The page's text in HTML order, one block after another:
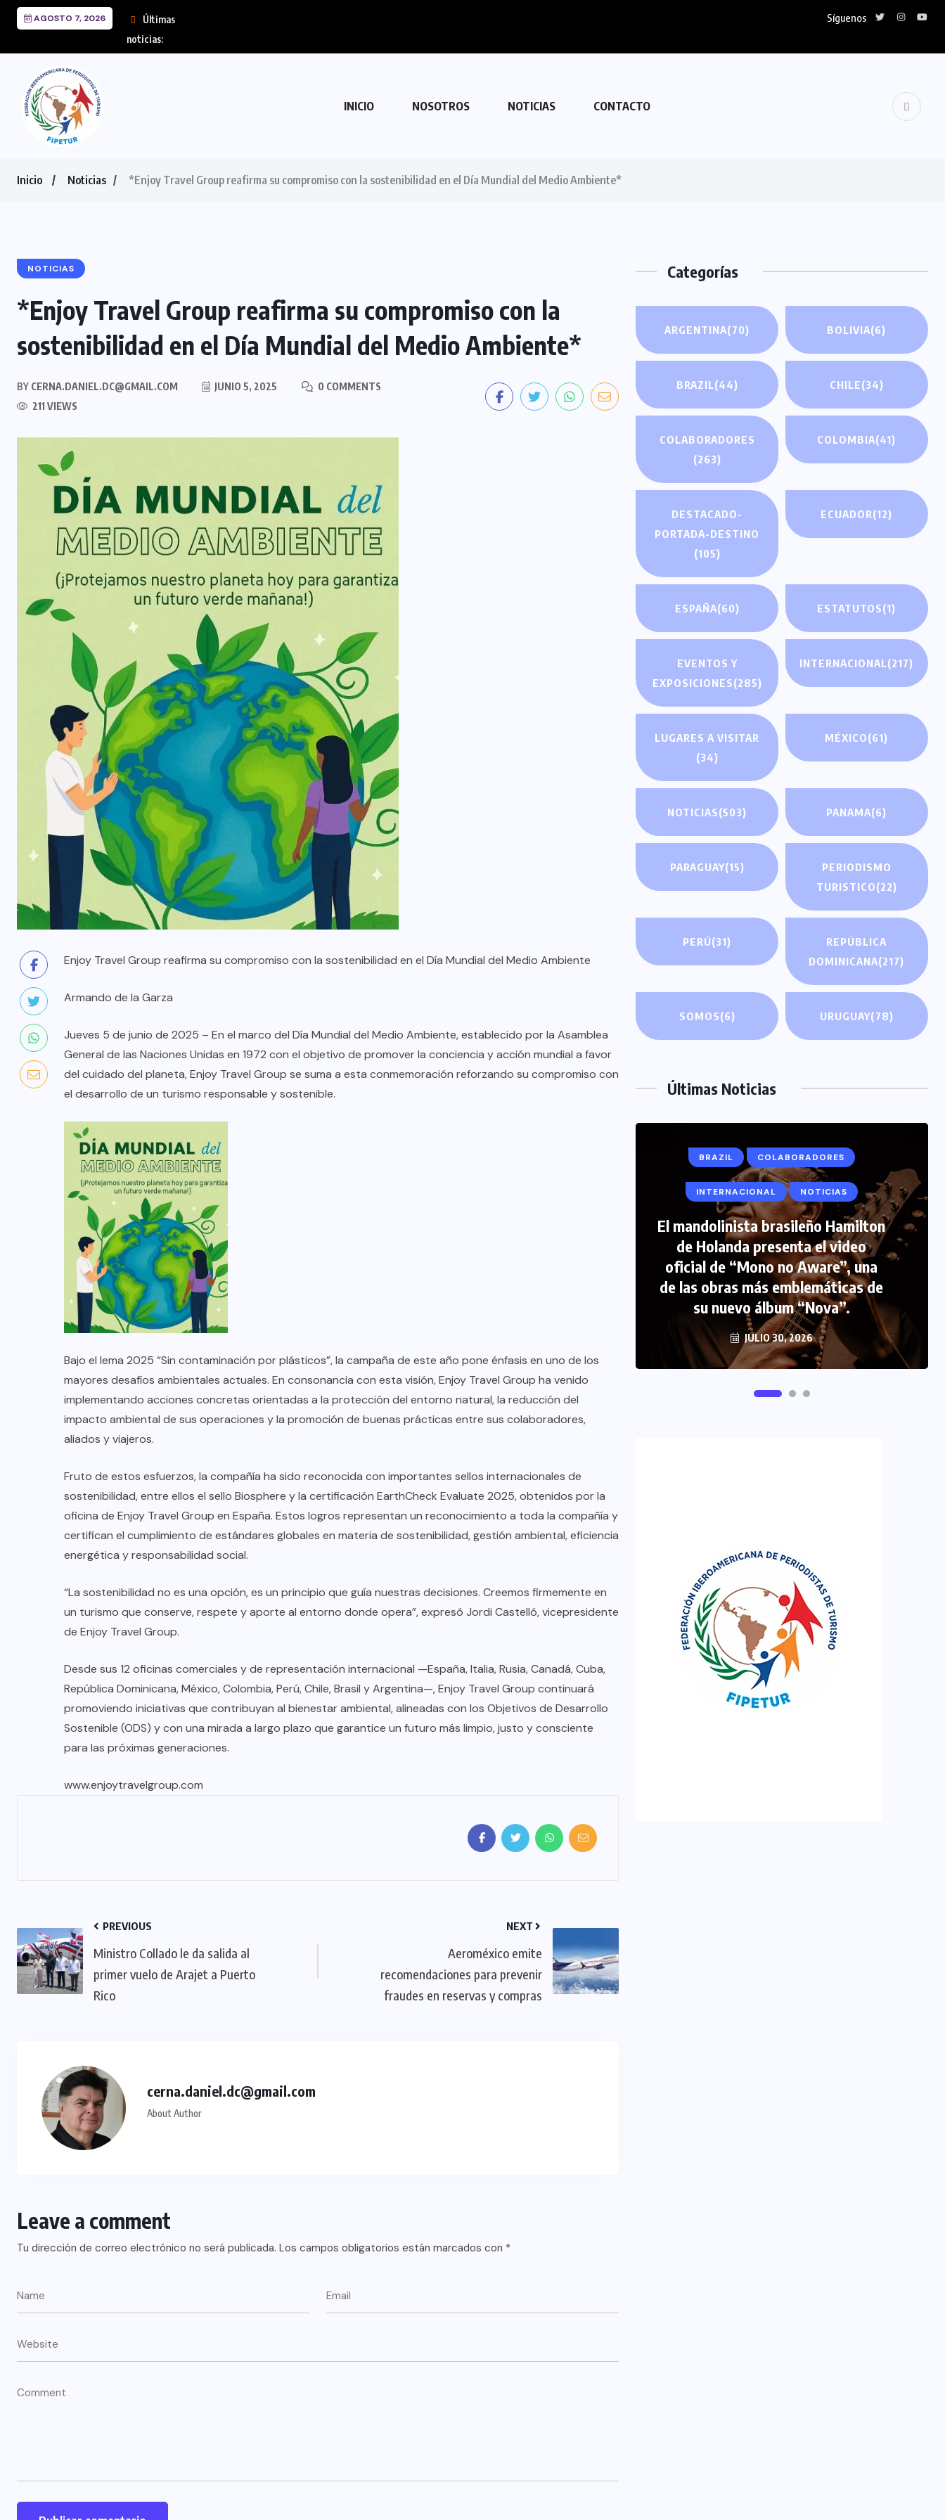
AGOSTO 7, 2026
Últimas
noticias:
Síguenos
INICIO NOSOTROS NOTICIAS CONTACTO
Inicio Noticias *Enjoy Travel Group reafirma su compromiso con la sostenibilidad en el Día Mundial del Medio Ambiente*
NOTICIAS
*Enjoy Travel Group reafirma su compromiso con la
sostenibilidad en el Día Mundial del Medio Ambiente*
BY CERNA.DANIEL.DC@GMAIL.COM JUNIO 5, 2025
0 COMMENTS
211 VIEWS
Enjoy Travel Group reafirma su compromiso con la sostenibilidad en el Día Mundial del Medio Ambiente
Armando de la Garza
Jueves 5 de junio de 2025 – En el marco del Día Mundial del Medio Ambiente, establecido por la Asamblea
General de las Naciones Unidas en 1972 con el objetivo de promover la conciencia y acción mundial a favor
del cuidado del planeta, Enjoy Travel Group se suma a esta conmemoración reforzando su compromiso con
el desarrollo de un turismo responsable y sostenible.
Bajo el lema 2025 “Sin contaminación por plásticos”, la campaña de este año pone énfasis en uno de los
mayores desafíos ambientales actuales. En consonancia con esta visión, Enjoy Travel Group ha venido
implementando acciones concretas orientadas a la protección del entorno natural, la reducción del
impacto ambiental de sus operaciones y la promoción de buenas prácticas entre sus colaboradores,
aliados y viajeros.
Fruto de estos esfuerzos, la compañía ha sido reconocida con importantes sellos internacionales de
sostenibilidad, entre ellos el sello Biosphere y la certificación EarthCheck Evaluate 2025, obtenidos por la
oficina de Enjoy Travel Group en España. Estos logros representan un reconocimiento a toda la compañía y
certifican el cumplimiento de estándares globales en materia de sostenibilidad, gestión ambiental, eficiencia
energética y responsabilidad social.
“La sostenibilidad no es una opción, es un principio que guía nuestras decisiones. Creemos firmemente en
un turismo que conserve, respete y aporte al entorno donde opera”, expresó Jordi Castelló, vicepresidente
de Enjoy Travel Group.
Desde sus 12 oficinas comerciales y de representación internacional —España, Italia, Rusia, Canadá, Cuba,
República Dominicana, México, Colombia, Perú, Chile, Brasil y Argentina—, Enjoy Travel Group continuará
promoviendo iniciativas que contribuyan al bienestar ambiental, alineadas con los Objetivos de Desarrollo
Sostenible (ODS) y con una mirada a largo plazo que garantice un futuro más limpio, justo y consciente
para las próximas generaciones.
www.enjoytravelgroup.com
PREVIOUS
Ministro Collado le da salida al
primer vuelo de Arajet a Puerto
Rico
NEXT
Aeroméxico emite
recomendaciones para prevenir
fraudes en reservas y compras
cerna.daniel.dc@gmail.com
About Author
Leave a comment
Tu dirección de correo electrónico no será publicada. Los campos obligatorios están marcados con *
Categorías
ARGENTINA(70) BOLIVIA(6)
BRAZIL(44) CHILE(34)
COLABORADORES
(263)
COLOMBIA(41)
DESTACADO-
PORTADA-DESTINO
(105)
ECUADOR(12)
ESPAÑA(60) ESTATUTOS(1)
EVENTOS Y
EXPOSICIONES(285)
INTERNACIONAL(217)
LUGARES A VISITAR
(34)
MÉXICO(61)
NOTICIAS(503) PANAMA(6)
PARAGUAY(15)
PERIODISMO
TURISTICO(22)
PERÚ(31)
REPÚBLICA
DOMINICANA(217)
SOMOS(6) URUGUAY(78)
Últimas Noticias
COLABORADORES
NOTICIAS
EL FIN DEL MILAGRO BOHEMIO:
TULUM EN BANCARROTA
TURÍSTICA POR ABUSOS Y FALTA
DE PLANEACIÓN
COLABORADORES INTERNACIONAL
NOTICIAS PERIODISMO TURISTICO
FIPETUR se solidariza con
Venezuela
JUNIO 29, 2026